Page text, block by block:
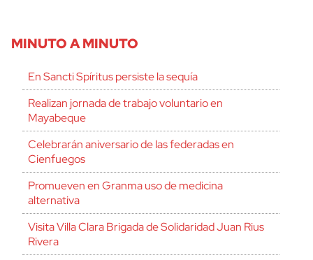
MINUTO A MINUTO
En Sancti Spíritus persiste la sequía
Realizan jornada de trabajo voluntario en
Mayabeque
Celebrarán aniversario de las federadas en
Cienfuegos
Promueven en Granma uso de medicina
alternativa
Visita Villa Clara Brigada de Solidaridad Juan Rius
Rivera